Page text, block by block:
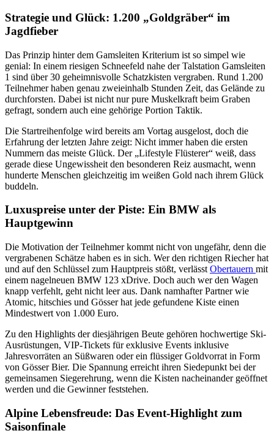
Strategie und Glück: 1.200 „Goldgräber“ im
Jagdfieber
Das Prinzip hinter dem Gamsleiten Kriterium ist so simpel wie
genial: In einem riesigen Schneefeld nahe der Talstation Gamsleiten
1 sind über 30 geheimnisvolle Schatzkisten vergraben. Rund 1.200
Teilnehmer haben genau zweieinhalb Stunden Zeit, das Gelände zu
durchforsten. Dabei ist nicht nur pure Muskelkraft beim Graben
gefragt, sondern auch eine gehörige Portion Taktik.
Die Startreihenfolge wird bereits am Vortag ausgelost, doch die
Erfahrung der letzten Jahre zeigt: Nicht immer haben die ersten
Nummern das meiste Glück. Der „Lifestyle Flüsterer“ weiß, dass
gerade diese Ungewissheit den besonderen Reiz ausmacht, wenn
hunderte Menschen gleichzeitig im weißen Gold nach ihrem Glück
buddeln.
Luxuspreise unter der Piste: Ein BMW als
Hauptgewinn
Die Motivation der Teilnehmer kommt nicht von ungefähr, denn die
vergrabenen Schätze haben es in sich. Wer den richtigen Riecher hat
und auf den Schlüssel zum Hauptpreis stößt, verlässt Obertauern mit
einem nagelneuen BMW 123 xDrive. Doch auch wer den Wagen
knapp verfehlt, geht nicht leer aus. Dank namhafter Partner wie
Atomic, hitschies und Gösser hat jede gefundene Kiste einen
Mindestwert von 1.000 Euro.
Zu den Highlights der diesjährigen Beute gehören hochwertige Ski-
Ausrüstungen, VIP-Tickets für exklusive Events inklusive
Jahresvorräten an Süßwaren oder ein flüssiger Goldvorrat in Form
von Gösser Bier. Die Spannung erreicht ihren Siedepunkt bei der
gemeinsamen Siegerehrung, wenn die Kisten nacheinander geöffnet
werden und die Gewinner feststehen.
Alpine Lebensfreude: Das Event-Highlight zum
Saisonfinale